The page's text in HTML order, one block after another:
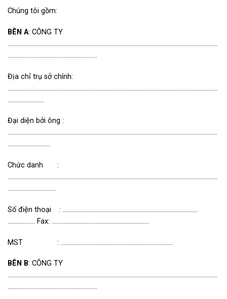
Chúng tôi gồm:
BÊN A: CÔNG TY
…………………………………………………………………………………………………………………………
…………………………………………………..
Địa chỉ trụ sở chính:
…………………………………………………………………………………………………………………………
……………………
Đại diện bởi ông :
…………………………………………………………………………………………………………………………
………………….……
Chức danh :
…………………………………………………………………………………………………………………………
…………………….…….
Số điện thoại : ……………………………………………………………………………..
……………… Fax: ……………………………………….………………
MST : ………………………………………………………………..
BÊN B: CÔNG TY
…………………………………………………………………………………………………………………………
…………………………………………………..